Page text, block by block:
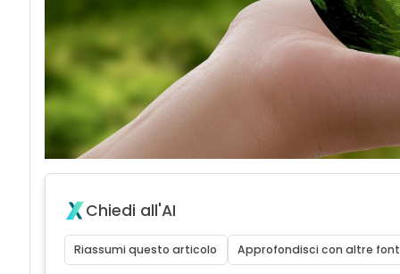
Chiedi all'AI
Riassumi questo articolo Approfondisci con altre